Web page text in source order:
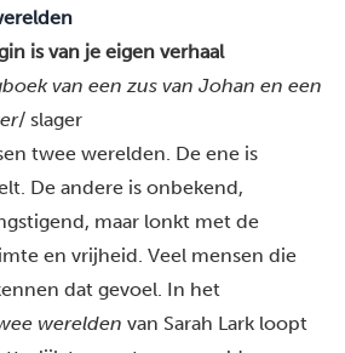
is van je eigen verhaal
van een zus van Johan en een
/ slager
twee werelden. De ene is
De andere is onbekend,
maar lonkt met de
en vrijheid. Veel mensen die
dat gevoel. In het
werelden van Sarah Lark loopt